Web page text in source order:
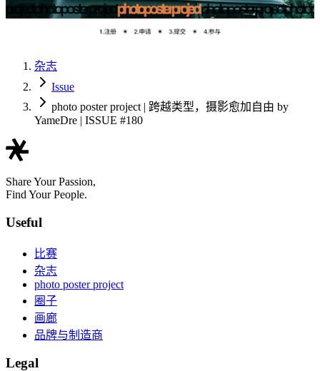
杂志
Issue
photo poster project | 跨越类型，摄影愈加自由 by
YameDre | ISSUE #180
Share Your Passion,
Find Your People.
Useful
比赛
杂志
photo poster project
圈子
画廊
品牌与制造商
Legal